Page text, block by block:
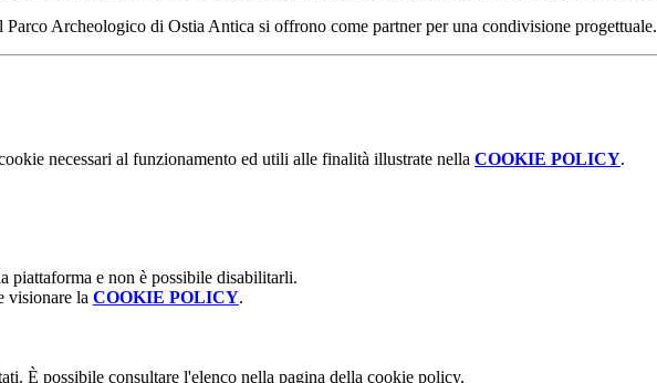
Archeologico di Ostia Antica si offrono come partner per una condivisione progettuale.
necessari al funzionamento ed utili alle finalità illustrate nella COOKIE POLICY.
piattaforma e non è possibile disabilitarli.
visionare la COOKIE POLICY.
È possibile consultare l'elenco nella pagina della cookie policy.